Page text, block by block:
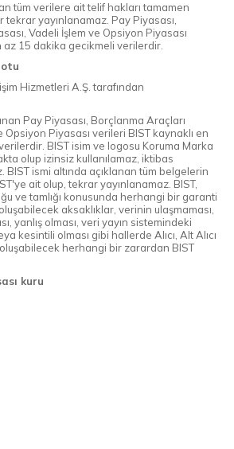
tüm verilere ait telif hakları tamamen
tekrar yayınlanamaz. Pay Piyasası,
Vadeli İşlem ve Opsiyon Piyasası
az 15 dakika gecikmeli verilerdir.
Hizmetleri A.Ş. tarafından
Pay Piyasası, Borçlanma Araçları
Opsiyon Piyasası verileri BIST kaynaklı en
BIST isim ve logosu Koruma Marka
olup izinsiz kullanılamaz, iktibas
ismi altında açıklanan tüm belgelerin
ait olup, tekrar yayınlanamaz. BIST,
ve tamlığı konusunda herhangi bir garanti
aksaklıklar, verinin ulaşmaması,
yanlış olması, veri yayın sistemindeki
kesintili olması gibi hallerde Alıcı, Alt Alıcı
herhangi bir zarardan BIST
kuru